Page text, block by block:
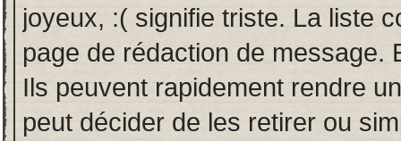
joyeux, :( signifie triste. La liste
page de rédaction de message.
Ils peuvent rapidement rendre
peut décider de les retirer ou